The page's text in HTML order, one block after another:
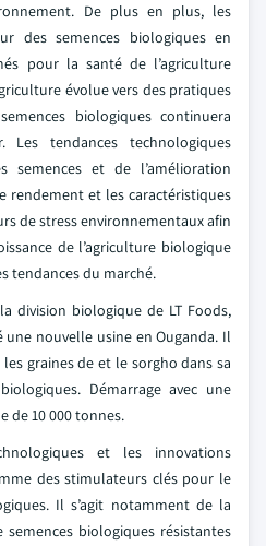
De plus en plus, les
des semences biologiques en
pour la santé de l’agriculture
évolue vers des pratiques
biologiques continuera
Les tendances technologiques
et de l’amélioration
rendement et les caractéristiques
de stress environnementaux afin
de l’agriculture biologique
tendances du marché.
division biologique de LT Foods,
une nouvelle usine en Ouganda. Il
graines de et le sorgho dans sa
Démarrage avec une
de 10 000 tonnes.
et les innovations
des stimulateurs clés pour le
Il s’agit notamment de la
biologiques résistantes